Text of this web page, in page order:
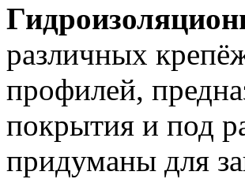
различных
профилей,
покрытия и под
придуманы для